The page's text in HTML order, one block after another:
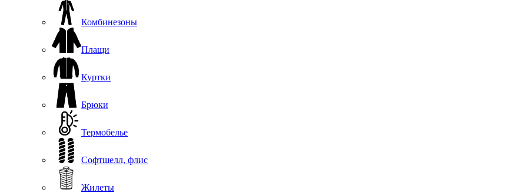
Комбинезоны
Плащи
Куртки
Брюки
Термобелье
Софтшелл, флис
Жилеты